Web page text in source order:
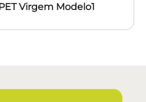
Virgem Modelo1